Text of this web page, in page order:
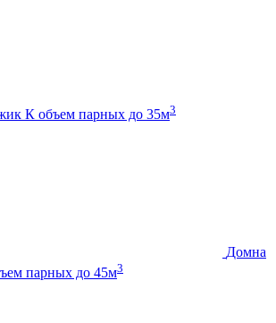
К объем парных до 35м3
Домна
парных до 45м3